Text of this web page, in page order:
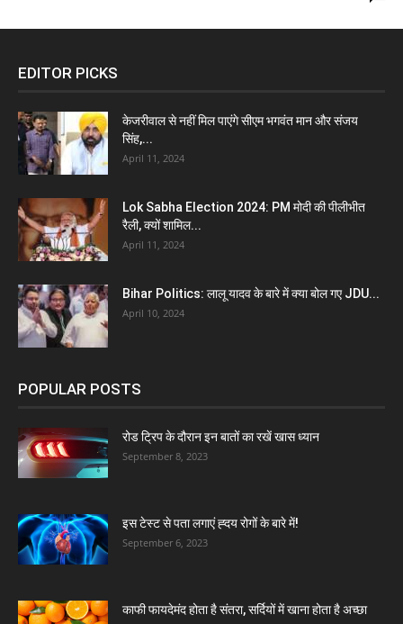
EDITOR PICKS
केजरीवाल से नहीं मिल पाएंगे सीएम भगवंत मान और संजय
सिंह,...
April 11, 2024
Lok Sabha Election 2024: PM मोदी की पीलीभीत
रैली, क्यों शामिल...
April 11, 2024
Bihar Politics: लालू यादव के बारे में क्या बोल गए JDU...
April 10, 2024
POPULAR POSTS
रोड ट्रिप के दौरान इन बातों का रखें खास ध्यान
September 8, 2023
इस टेस्ट से पता लगाएं ह्दय रोगों के बारे में!
September 6, 2023
काफी फायदेमंद होता है संतरा, सर्दियों में खाना होता है अच्छा